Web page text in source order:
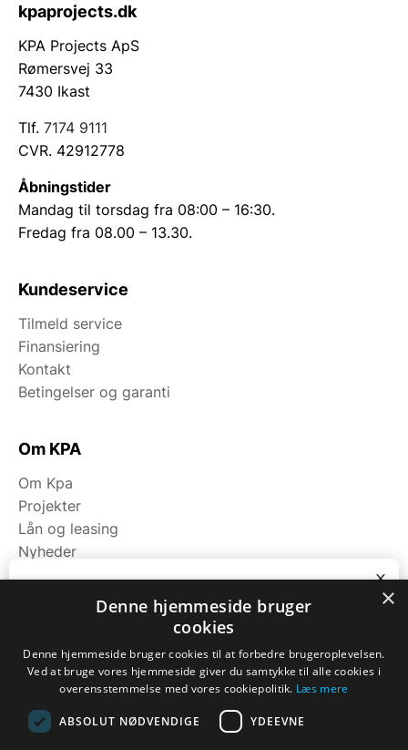
kpaprojects.dk
KPA Projects ApS
Rømersvej 33
7430 Ikast
Tlf. 7174 9111
CVR. 42912778
Åbningstider
Mandag til torsdag fra 08:00 – 16:30.
Fredag fra 08.00 – 13.30.
Kundeservice
Tilmeld service
Finansiering
Kontakt
Betingelser og garanti
Om KPA
Om Kpa
Projekter
Lån og leasing
Nyheder
Maskiner
Koge/varme/stege
Bageri
Opbevaring
x
Bliv ringet op
Ring til os på tlf. 7174 9111 eller notér dit
nummer nedenfor, så kontakter vi dig.
*
×
Denne hjemmeside bruger
cookies
Denne hjemmeside bruger cookies til at forbedre brugeroplevelsen.
Ved at bruge vores hjemmeside giver du samtykke til alle cookies i
overensstemmelse med vores cookiepolitik. Læs mere
ABSOLUT NØDVENDIGE YDEEVNE